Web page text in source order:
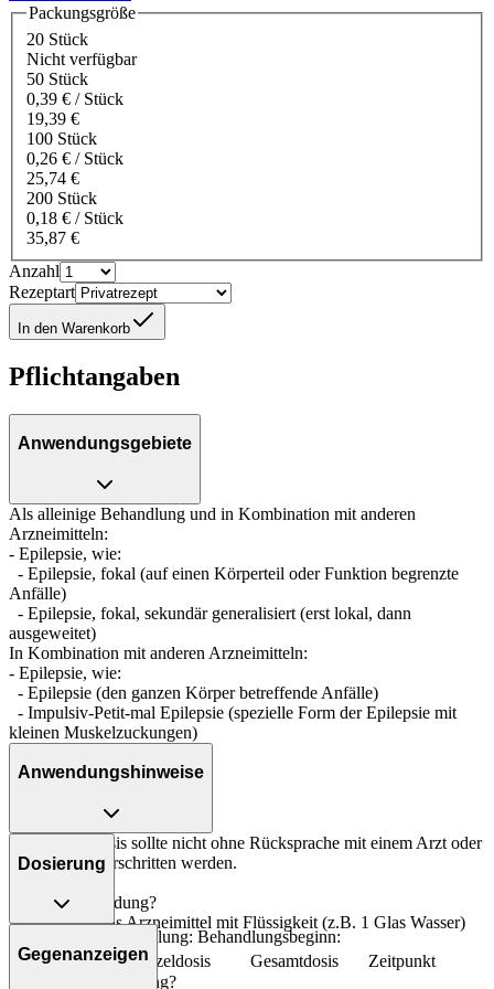
Packungsgröße
20 Stück
Nicht verfügbar
50 Stück
0,39 € / Stück
19,39 €
100 Stück
0,26 € / Stück
25,74 €
200 Stück
0,18 € / Stück
35,87 €
Anzahl
Rezeptart
In den Warenkorb
Pflichtangaben
Anwendungsgebiete
Als alleinige Behandlung und in Kombination mit anderen
Arzneimitteln:
- Epilepsie, wie:
- Epilepsie, fokal (auf einen Körperteil oder Funktion begrenzte
Anfälle)
- Epilepsie, fokal, sekundär generalisiert (erst lokal, dann
ausgeweitet)
In Kombination mit anderen Arzneimitteln:
- Epilepsie, wie:
- Epilepsie (den ganzen Körper betreffende Anfälle)
- Impulsiv-Petit-mal Epilepsie (spezielle Form der Epilepsie mit
kleinen Muskelzuckungen)
Anwendungshinweise
Die Gesamtdosis sollte nicht ohne Rücksprache mit einem Arzt oder
Apotheker überschritten werden.
Art der Anwendung?
Nehmen Sie das Arzneimittel mit Flüssigkeit (z.B. 1 Glas Wasser)
Dauer der Anwendung?
Dosierung
Als alleinige Behandlung: Behandlungsbeginn:
Personenkreis
Einzeldosis Gesamtdosis
Zeitpunkt
Gegenanzeigen